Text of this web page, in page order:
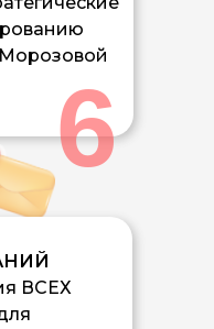
6
ВСЕХ